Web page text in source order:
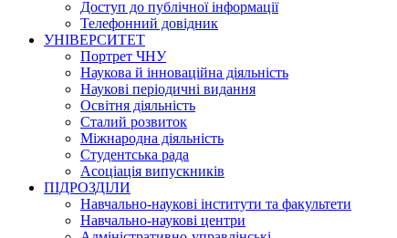
Доступ до публічної інформації
Телефонний довідник
УНІВЕРСИТЕТ
Портрет ЧНУ
Наукова й інноваційна діяльність
Наукові періодичні видання
Освітня діяльність
Сталий розвиток
Міжнародна діяльність
Студентська рада
Асоціація випускників
ПІДРОЗДІЛИ
Навчально-наукові інститути та факультети
Навчально-наукові центри